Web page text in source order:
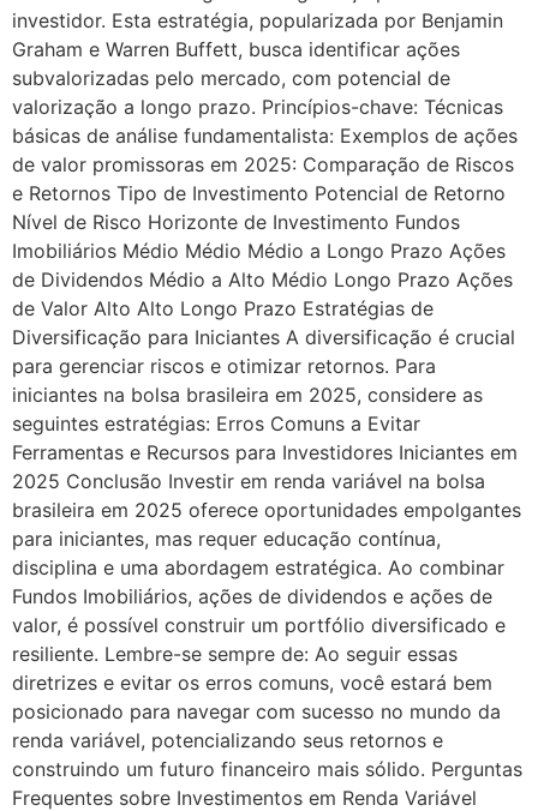
investidor. Esta estratégia, popularizada por Benjamin
Graham e Warren Buffett, busca identificar ações
subvalorizadas pelo mercado, com potencial de
valorização a longo prazo. Princípios-chave: Técnicas
básicas de análise fundamentalista: Exemplos de ações
de valor promissoras em 2025: Comparação de Riscos
e Retornos Tipo de Investimento Potencial de Retorno
Nível de Risco Horizonte de Investimento Fundos
Imobiliários Médio Médio Médio a Longo Prazo Ações
de Dividendos Médio a Alto Médio Longo Prazo Ações
de Valor Alto Alto Longo Prazo Estratégias de
Diversificação para Iniciantes A diversificação é crucial
para gerenciar riscos e otimizar retornos. Para
iniciantes na bolsa brasileira em 2025, considere as
seguintes estratégias: Erros Comuns a Evitar
Ferramentas e Recursos para Investidores Iniciantes em
2025 Conclusão Investir em renda variável na bolsa
brasileira em 2025 oferece oportunidades empolgantes
para iniciantes, mas requer educação contínua,
disciplina e uma abordagem estratégica. Ao combinar
Fundos Imobiliários, ações de dividendos e ações de
valor, é possível construir um portfólio diversificado e
resiliente. Lembre-se sempre de: Ao seguir essas
diretrizes e evitar os erros comuns, você estará bem
posicionado para navegar com sucesso no mundo da
renda variável, potencializando seus retornos e
construindo um futuro financeiro mais sólido. Perguntas
Frequentes sobre Investimentos em Renda Variável